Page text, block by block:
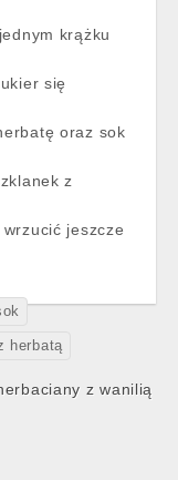
krążku
się
oraz sok
z
jeszcze
herbatą
z wanilią